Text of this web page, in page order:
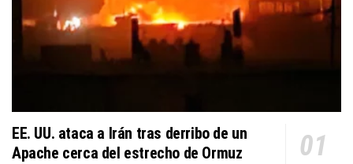
EE. UU. ataca a Irán tras derribo de un
Apache cerca del estrecho de Ormuz